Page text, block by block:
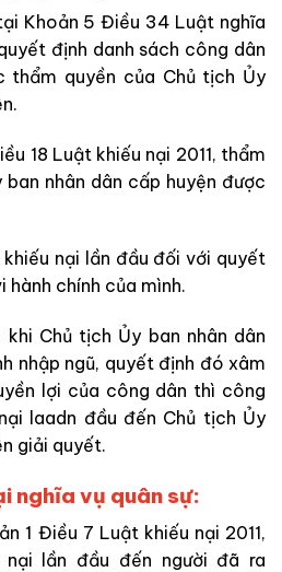
Khoản 5 Điều 34 Luật nghĩa
định danh sách công dân
thẩm quyền của Chủ tịch Ủy
18 Luật khiếu nại 2011, thẩm
nhân dân cấp huyện được
nại lần đầu đối với quyết
hành chính của mình.
Chủ tịch Ủy ban nhân dân
nhập ngũ, quyết định đó xâm
lợi của công dân thì công
laadn đầu đến Chủ tịch Ủy
giải quyết.
nghĩa vụ quân sự:
1 Điều 7 Luật khiếu nại 2011,
nại lần đầu đến người đã ra